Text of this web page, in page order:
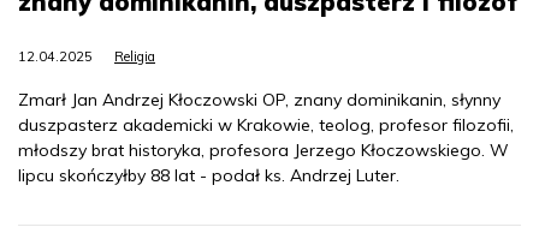
12.04.2025 Religia
Zmarł Jan Andrzej Kłoczowski OP, znany dominikanin, słynny
duszpasterz akademicki w Krakowie, teolog, profesor filozofii,
młodszy brat historyka, profesora Jerzego Kłoczowskiego. W
lipcu skończyłby 88 lat - podał ks. Andrzej Luter.